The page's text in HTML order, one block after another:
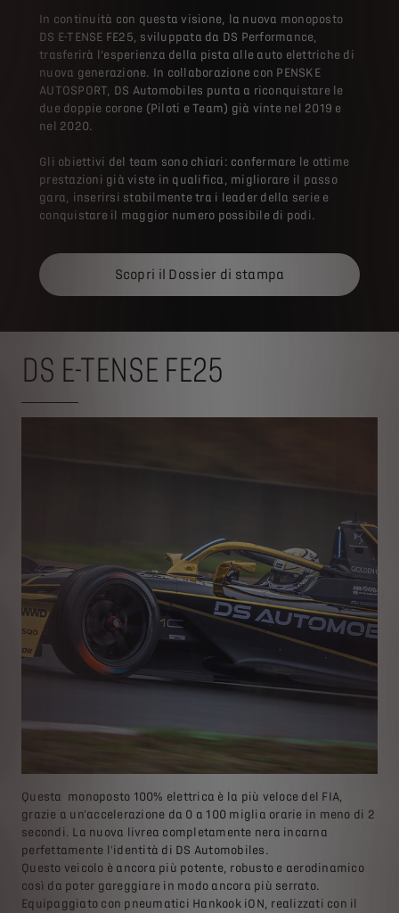
In continuità con questa visione, la nuova monoposto
DS E-TENSE FE25, sviluppata da DS Performance,
trasferirà l’esperienza della pista alle auto elettriche di
nuova generazione. In collaborazione con PENSKE
AUTOSPORT, DS Automobiles punta a riconquistare le
due doppie corone (Piloti e Team) già vinte nel 2019 e
nel 2020.
Gli obiettivi del team sono chiari: confermare le ottime
prestazioni già viste in qualifica, migliorare il passo
gara, inserirsi stabilmente tra i leader della serie e
conquistare il maggior numero possibile di podi.
Scopri il Dossier di stampa
DS E-TENSE FE25
Questa monoposto 100% elettrica è la più veloce del FIA,
grazie a un'accelerazione da 0 a 100 miglia orarie in meno di 2
secondi. La nuova livrea completamente nera incarna
perfettamente l'identità di DS Automobiles.
Questo veicolo è ancora più potente, robusto e aerodinamico
così da poter gareggiare in modo ancora più serrato.
Equipaggiato con pneumatici Hankook iON, realizzati con il